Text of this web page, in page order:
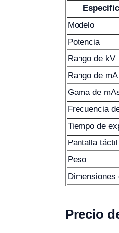
Modelo
Potencia
Rango de kV
Rango de mA
Gama de
Frecuencia
Tiempo de
Pantalla táctil
Peso
Dimensiones
Precio